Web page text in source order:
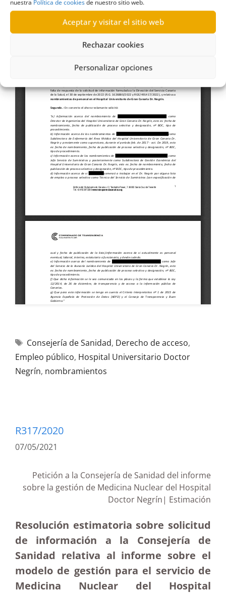
nuestra Política de cookiesde nuestro sitio web.
Aceptar y visitar el sitio web
Rechazar cookies
Personalizar opciones
Consejería de Sanidad, Derecho de acceso,
Empleo público, Hospital Universitario Doctor
Negrín, nombramientos
R317/2020
07/05/2021
Petición a la Consejería de Sanidad del informe
sobre la gestión de Medicina Nuclear del Hospital
Doctor Negrín| Estimación
Resolución estimatoria sobre solicitud
de información a la Consejería de
Sanidad relativa al informe sobre el
modelo de gestión para el servicio de
Medicina Nuclear del Hospital